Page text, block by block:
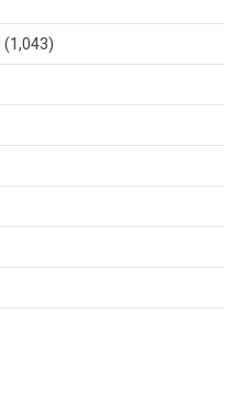
(1,043)